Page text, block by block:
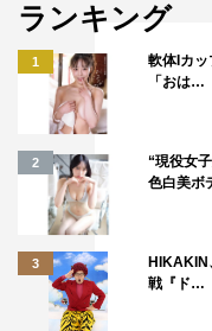
ランキング
1
軟体Iカ
「おは…
2
“現役女
色白美ボ
3
HIKAKIN
戦『ド…